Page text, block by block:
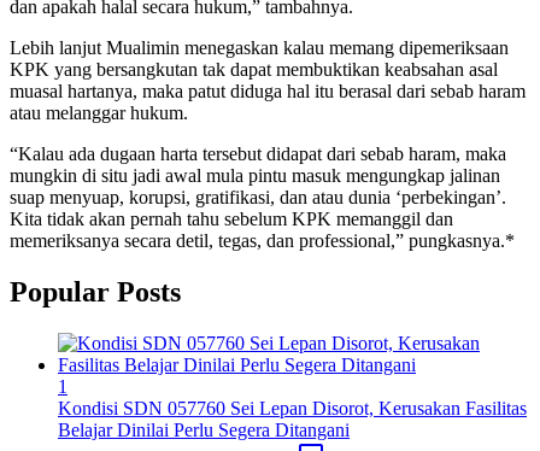
dan apakah halal secara hukum,” tambahnya.
Lebih lanjut Mualimin menegaskan kalau memang dipemeriksaan
KPK yang bersangkutan tak dapat membuktikan keabsahan asal
muasal hartanya, maka patut diduga hal itu berasal dari sebab haram
atau melanggar hukum.
“Kalau ada dugaan harta tersebut didapat dari sebab haram, maka
mungkin di situ jadi awal mula pintu masuk mengungkap jalinan
suap menyuap, korupsi, gratifikasi, dan atau dunia ‘perbekingan’.
Kita tidak akan pernah tahu sebelum KPK memanggil dan
memeriksanya secara detil, tegas, dan professional,” pungkasnya.*
Popular Posts
1
Kondisi SDN 057760 Sei Lepan Disorot, Kerusakan Fasilitas
Belajar Dinilai Perlu Segera Ditangani